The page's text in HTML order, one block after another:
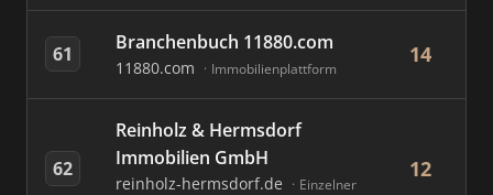
61 Branchenbuch 11880.com
11880.com Immobilienplattform
14
62
Reinholz & Hermsdorf
Immobilien GmbH
reinholz-hermsdorf.de
Einzelner
12